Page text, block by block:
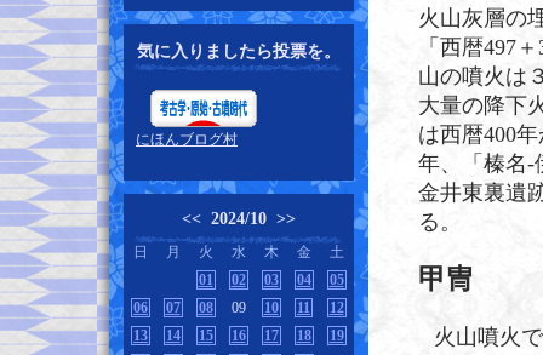
気に入りましたら投票を。
にほんブログ村
<< 2024/10 >>
日 月 火 水 木 金
土
01
02 03 04
05
06
07 08 09 10 11
12
13
14 15 16 17 18
19
火山灰層の
「西暦497
山の噴火は
大量の降下
は西暦400
年、「榛名-
金井東裏遺
る。
甲冑
火山噴火